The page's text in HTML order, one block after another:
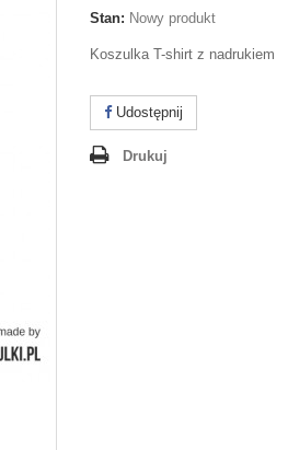
Stan: Nowy produkt
Koszulka T-shirt z nadrukiem
Udostępnij
Drukuj